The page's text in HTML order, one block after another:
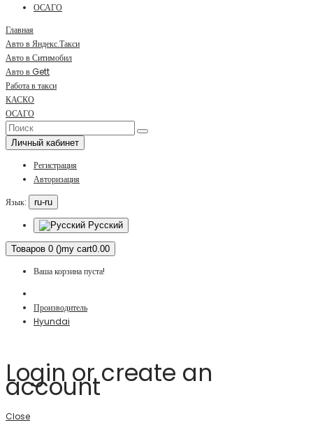
ОСАГО
Главная
Авто в Яндекс.Такси
Авто в Ситимобил
Авто в Gett
Работа в такси
КАСКО
ОСАГО
Личный кабинет
Регистрация
Авторизация
Язык:
ru-ru
Русский
Товаров 0 ()my cart0.00
Ваша корзина пуста!
Производитель
Hyundai
Login or create an
account
Close